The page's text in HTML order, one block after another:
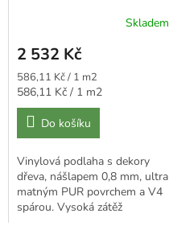
Skladem
2 532 Kč
Měrná
cena:
586,11 Kč / 1 m2
Měrná
cena:
586,11 Kč / 1 m2
Do košíku
Vinylová podlaha s dekory
dřeva, nášlapem 0,8 mm, ultra
matným PUR povrchem a V4
spárou. Vysoká zátěž